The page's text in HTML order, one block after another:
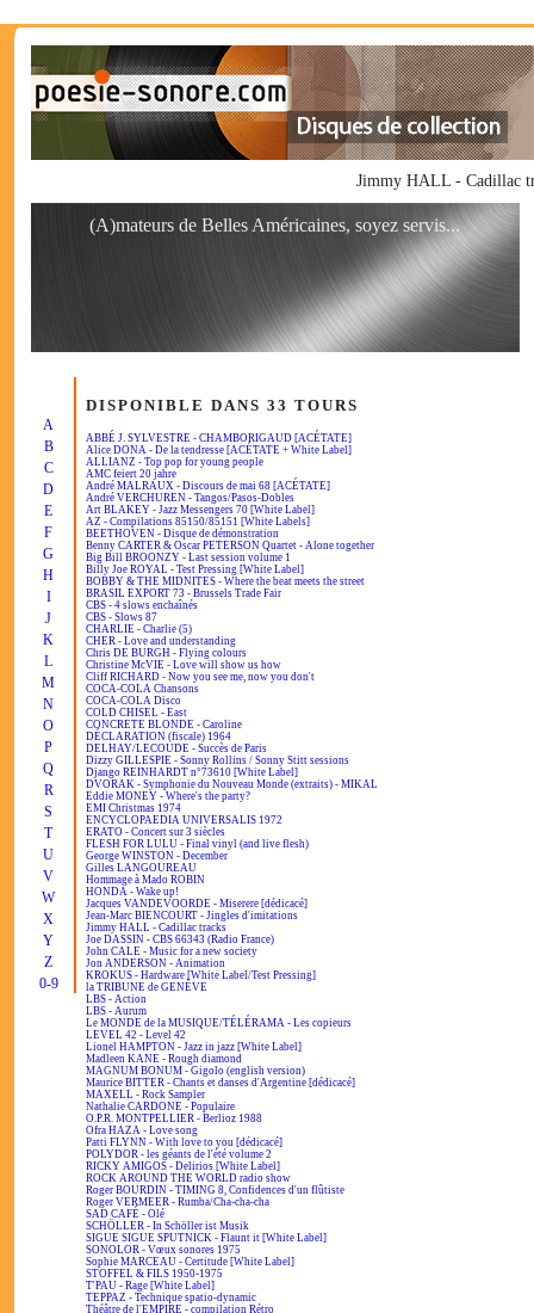
Jimmy HALL - Cadillac
(A)mateurs de Belles Américaines, soyez servis...
A
B
C
D
E
F
G
H
I
J
K
L
M
N
O
P
Q
R
S
T
U
V
W
X
Y
Z
0-9
DISPONIBLE DANS 33 TOURS
ABBÉ J. SYLVESTRE - CHAMBORIGAUD [ACÉTATE]
Alice DONA - De la tendresse [ACÉTATE + White Label]
ALLIANZ - Top pop for young people
AMC feiert 20 jahre
André MALRAUX - Discours de mai 68 [ACÉTATE]
André VERCHUREN - Tangos/Pasos-Dobles
Art BLAKEY - Jazz Messengers 70 [White Label]
AZ - Compilations 85150/85151 [White Labels]
BEETHOVEN - Disque de démonstration
Benny CARTER & Oscar PETERSON Quartet - Alone together
Big Bill BROONZY - Last session volume 1
Billy Joe ROYAL - Test Pressing [White Label]
BOBBY & THE MIDNITES - Where the beat meets the street
BRASIL EXPORT 73 - Brussels Trade Fair
CBS - 4 slows enchaînés
CBS - Slows 87
CHARLIE - Charlie (5)
CHER - Love and understanding
Chris DE BURGH - Flying colours
Christine McVIE - Love will show us how
Cliff RICHARD - Now you see me, now you don't
COCA-COLA Chansons
COCA-COLA Disco
COLD CHISEL - East
CONCRETE BLONDE - Caroline
DÉCLARATION (fiscale) 1964
DELHAY/LECOUDE - Succès de Paris
Dizzy GILLESPIE - Sonny Rollins / Sonny Stitt sessions
Django REINHARDT n°73610 [White Label]
DVORAK - Symphonie du Nouveau Monde (extraits) - MIKAL
Eddie MONEY - Where's the party?
EMI Christmas 1974
ENCYCLOPAEDIA UNIVERSALIS 1972
ERATO - Concert sur 3 siècles
FLESH FOR LULU - Final vinyl (and live flesh)
George WINSTON - December
Gilles LANGOUREAU
Hommage à Mado ROBIN
HONDA - Wake up!
Jacques VANDEVOORDE - Miserere [dédicacé]
Jean-Marc BIENCOURT - Jingles d'imitations
Jimmy HALL - Cadillac tracks
Joe DASSIN - CBS 66343 (Radio France)
John CALE - Music for a new society
Jon ANDERSON - Animation
KROKUS - Hardware [White Label/Test Pressing]
la TRIBUNE de GENÈVE
LBS - Action
LBS - Aurum
Le MONDE de la MUSIQUE/TÉLÉRAMA - Les copieurs
LEVEL 42 - Level 42
Lionel HAMPTON - Jazz in jazz [White Label]
Madleen KANE - Rough diamond
MAGNUM BONUM - Gigolo (english version)
Maurice BITTER - Chants et danses d'Argentine [dédicacé]
MAXELL - Rock Sampler
Nathalie CARDONE - Populaire
O.P.R. MONTPELLIER - Berlioz 1988
Ofra HAZA - Love song
Patti FLYNN - With love to you [dédicacé]
POLYDOR - les géants de l'été volume 2
RICKY AMIGOS - Delirios [White Label]
ROCK AROUND THE WORLD radio show
Roger BOURDIN - TIMING 8, Confidences d'un flûtiste
Roger VERMEER - Rumba/Cha-cha-cha
SAD CAFÉ - Olé
SCHÖLLER - In Schöller ist Musik
SIGUE SIGUE SPUTNICK - Flaunt it [White Label]
SONOLOR - Vœux sonores 1975
Sophie MARCEAU - Certitude [White Label]
STOFFEL & FILS 1950-1975
T'PAU - Rage [White Label]
TEPPAZ - Technique spatio-dynamic
Théâtre de l'EMPIRE - compilation Rétro